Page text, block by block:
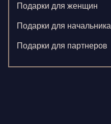
Ларионова С.
Левушкина Н.
Ненажный А.
Олонцев О.
Подарки для женщин
Подарки для начальника
Подарки для партнеров